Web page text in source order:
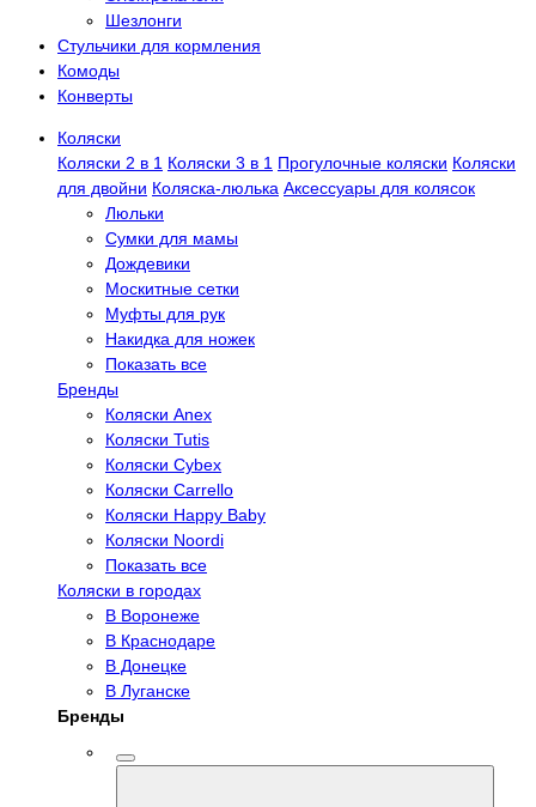
Шезлонги
Стульчики для кормления
Комоды
Конверты
Коляски
Коляски 2 в 1 Коляски 3 в 1 Прогулочные коляски Коляски
для двойни Коляска-люлька Аксессуары для колясок
Люльки
Сумки для мамы
Дождевики
Москитные сетки
Муфты для рук
Накидка для ножек
Показать все
Бренды
Коляски Anex
Коляски Tutis
Коляски Cybex
Коляски Carrello
Коляски Happy Baby
Коляски Noordi
Показать все
Коляски в городах
В Воронеже
В Краснодаре
В Донецке
В Луганске
Бренды